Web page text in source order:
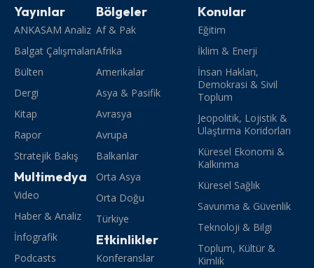
Yayınlar
ANKASAM Analiz
Balgat Çalışmaları
Bülten
Dergi
Kitap
Rapor
Stratejik Bakış
Multimedya
Video
Haber & Analiz
İnfografik
Podcasts
Bölgeler
Af & Pak
Afrika
Amerikalar
Asya & Pasifik
Avrasya
Avrupa
Balkanlar
Orta Asya
Orta Doğu
Türkiye
Etkinlikler
Konferanslar
Konular
Eğitim
İklim & Enerji
İnsan Hakları,
Demokrasi & Sivil
Toplum
Jeopolitik, Lojistik &
Ulaştırma Koridorları
Küresel Ekonomi &
Kalkınma
Küresel Sağlık
Savunma & Güvenlik
Teknoloji & Bilgi
Toplum, Kültür &
Kimlik